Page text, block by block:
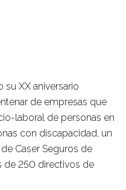
su XX aniversario
de empresas que
laboral de personas en
con discapacidad, un
Caser Seguros de
de 250 directivos de